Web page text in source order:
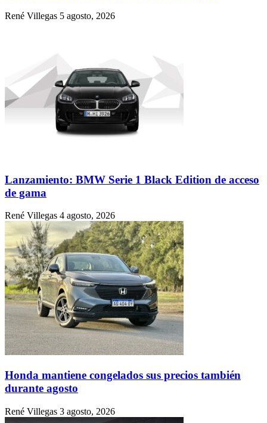
René Villegas 5 agosto, 2026
Lanzamiento: BMW Serie 1 Black Edition de acceso
de gama
René Villegas 4 agosto, 2026
Honda mantiene congelados sus precios también
durante agosto
René Villegas 3 agosto, 2026